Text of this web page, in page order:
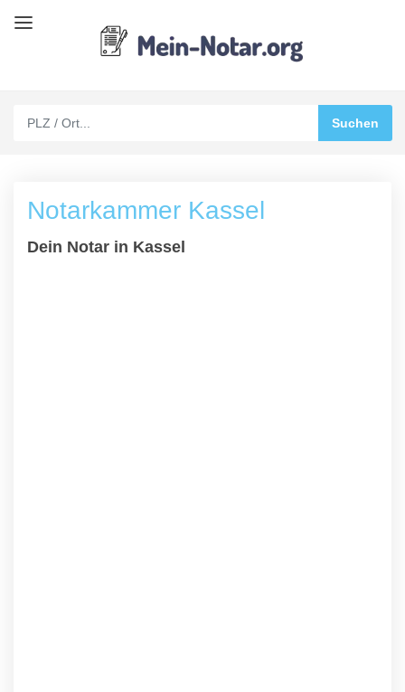
Notarkammer Kassel
Dein Notar in Kassel